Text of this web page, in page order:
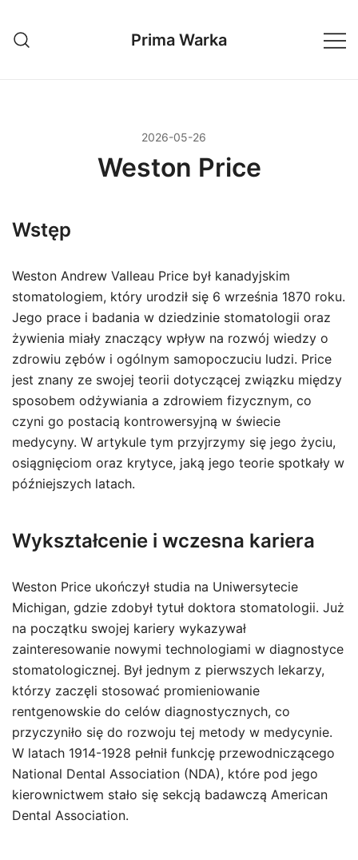
treści
Prima Warka
2026-05-26
Weston Price
Wstęp
Weston Andrew Valleau Price był kanadyjskim
stomatologiem, który urodził się 6 września 1870 roku.
Jego prace i badania w dziedzinie stomatologii oraz
żywienia miały znaczący wpływ na rozwój wiedzy o
zdrowiu zębów i ogólnym samopoczuciu ludzi. Price
jest znany ze swojej teorii dotyczącej związku między
sposobem odżywiania a zdrowiem fizycznym, co
czyni go postacią kontrowersyjną w świecie
medycyny. W artykule tym przyjrzymy się jego życiu,
osiągnięciom oraz krytyce, jaką jego teorie spotkały w
późniejszych latach.
Wykształcenie i wczesna kariera
Weston Price ukończył studia na Uniwersytecie
Michigan, gdzie zdobył tytuł doktora stomatologii. Już
na początku swojej kariery wykazywał
zainteresowanie nowymi technologiami w diagnostyce
stomatologicznej. Był jednym z pierwszych lekarzy,
którzy zaczęli stosować promieniowanie
rentgenowskie do celów diagnostycznych, co
przyczyniło się do rozwoju tej metody w medycynie.
W latach 1914-1928 pełnił funkcję przewodniczącego
National Dental Association (NDA), które pod jego
kierownictwem stało się sekcją badawczą American
Dental Association.